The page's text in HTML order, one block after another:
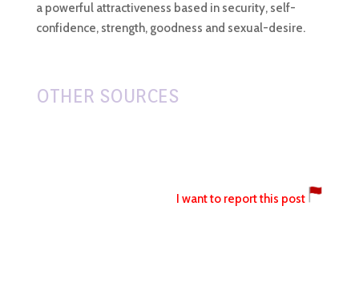
a powerful attractiveness based in security, self-
confidence, strength, goodness and sexual-desire.
OTHER SOURCES
I want to report this post